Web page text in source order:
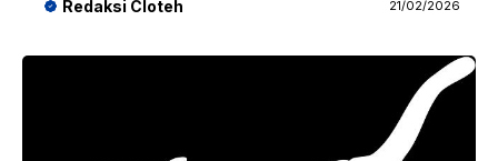
Redaksi Cloteh 21/02/2026